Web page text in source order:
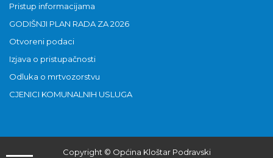
Pristup informacijama
GODIŠNJI PLAN RADA ZA 2026
Otvoreni podaci
Izjava o pristupačnosti
Odluka o mrtvozorstvu
CJENICI KOMUNALNIH USLUGA
Copyright © Općina Kloštar Podravski